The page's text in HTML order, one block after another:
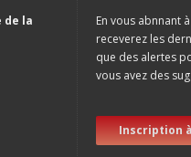
de la
En vous abnnant
receverez les
que des alertes
vous avez des
Inscription